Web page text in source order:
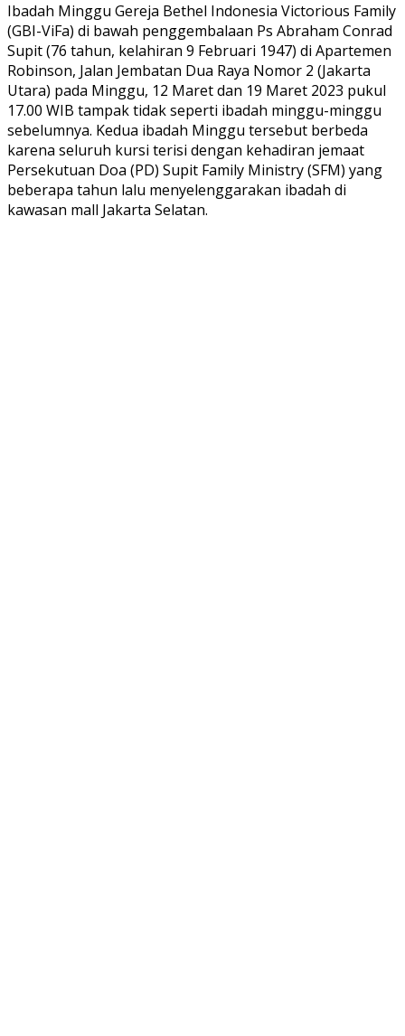
Ibadah Minggu Gereja Bethel Indonesia Victorious Family
(GBI-ViFa) di bawah penggembalaan Ps Abraham Conrad
Supit (76 tahun, kelahiran 9 Februari 1947) di Apartemen
Robinson, Jalan Jembatan Dua Raya Nomor 2 (Jakarta
Utara) pada Minggu, 12 Maret dan 19 Maret 2023 pukul
17.00 WIB tampak tidak seperti ibadah minggu-minggu
sebelumnya. Kedua ibadah Minggu tersebut berbeda
karena seluruh kursi terisi dengan kehadiran jemaat
Persekutuan Doa (PD) Supit Family Ministry (SFM) yang
beberapa tahun lalu menyelenggarakan ibadah di
kawasan mall Jakarta Selatan.